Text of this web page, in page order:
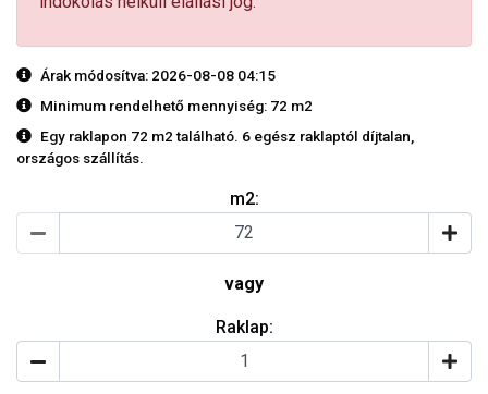
Árak módosítva: 2026-08-08 04:15
Minimum rendelhető mennyiség: 72 m2
Egy raklapon 72 m2 található. 6 egész raklaptól díjtalan,
országos szállítás.
m2:
vagy
Raklap: